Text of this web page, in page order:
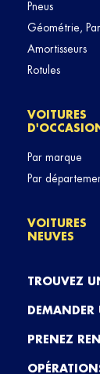
Pneus
Géométrie,
Amortisseurs
Rotules
VOITURES
Par marque
Par
VOITURES
NEUVES
TROUVEZ
DEMANDER
PRENEZ